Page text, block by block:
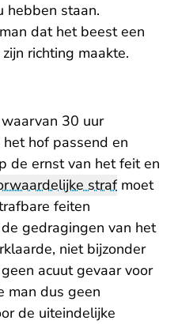
hebben staan.
dat het beest een
richting maakte.
30 uur
hof passend en
de ernst van het feit en
strafmoet
feiten
gedragingen van het
niet bijzonder
acuut gevaar voor
man dus geen
de uiteindelijke